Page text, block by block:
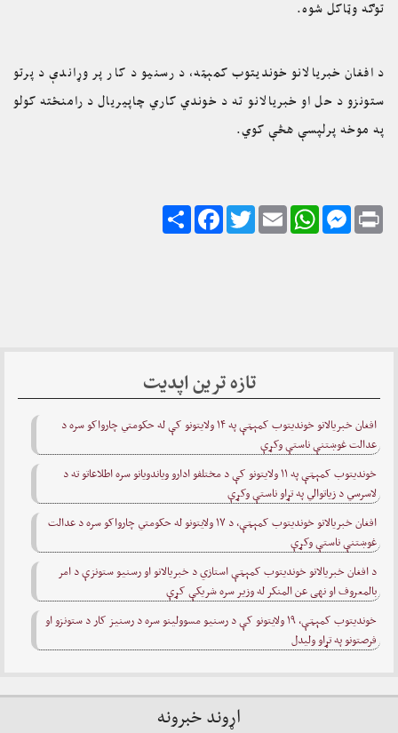
توګه وټاکل شوه.
د افغان خبريالانو خوندیتوب کمېټه، د رسنيو د کار پر وړاندې د پرتو
ستونزو د حل او خبريالانو ته د خوندي کاري چاپيريال د رامنځته کولو
په موخه پرلپسې هڅې کوي.
ShareFacebookTwitterEmail
WhatsAppMessenger Print
تازه ترین اپدیت
افغان خبریالانو خوندیتوب کمېټې په ۱۴ ولایتونو کې له حکومتي چارواکو سره د
عدالت غوښتنې ناستې وکړې
خوندیتوب کمېټې په ۱۱ ولایتونو کې د مختلفو ادارو ویاندویانو سره اطلاعاتو ته د
لاسرسي د زیاتوالي په تړاو ناستې وکړې
افغان خبریالانو خوندیتوب کمېټې، د ۱۷ ولايتونو له حکومتي چارواکو سره د عدالت
غوښتنې ناستې وکړې
د افغان خبریالانو خوندیتوب کمېټې استازي د خبریالانو او رسنیو ستونزې د امر
بالمعروف او نهی عن المنکر له وزیر سره شریکې کړې
خوندیتوب کمېټې، ۱۹ ولايتونو کې د رسنيو مسوولينو سره د رسنيز کار د ستونزو او
فرصتونو په تړاو ولیدل
اړوند خبرونه